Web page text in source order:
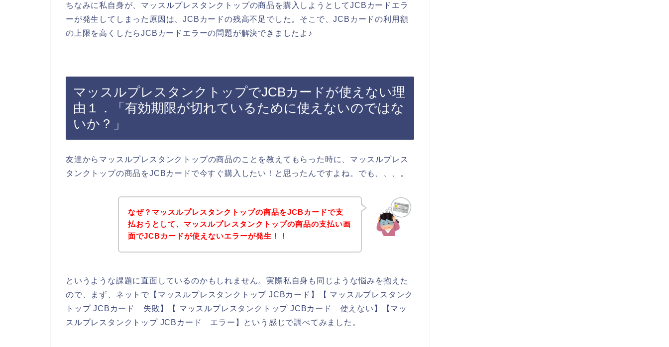
ちなみに私自身が、マッスルプレスタンクトップの商品を購入しようとしてJCBカードエラ
ーが発生してしまった原因は、JCBカードの残高不足でした。そこで、JCBカードの利用額
の上限を高くしたらJCBカードエラーの問題が解決できましたよ♪
マッスルプレスタンクトップでJCBカードが使えない理
由１．「有効期限が切れているために使えないのではな
いか？」
友達からマッスルプレスタンクトップの商品のことを教えてもらった時に、マッスルプレス
タンクトップの商品をJCBカードで今すぐ購入したい！と思ったんですよね。でも、、、。
なぜ？マッスルプレスタンクトップの商品をJCBカードで支
払おうとして、マッスルプレスタンクトップの商品の支払い画
面でJCBカードが使えないエラーが発生！！
というような課題に直面しているのかもしれません。実際私自身も同じような悩みを抱えた
ので、まず、ネットで【マッスルプレスタンクトップ JCBカード】【 マッスルプレスタンク
トップ JCBカード 失敗】【 マッスルプレスタンクトップ JCBカード 使えない】【マッ
スルプレスタンクトップ JCBカード エラー】という感じで調べてみました。